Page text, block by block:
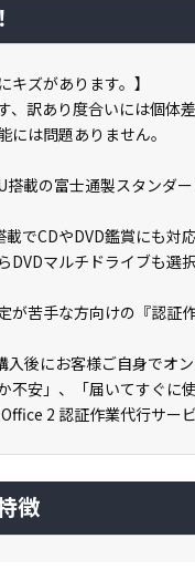
キズがあります。】
訳あり度合いには個体差
は問題ありません。
載の富士通製スタンダー
でCDやDVD鑑賞にも対
マルチドライブも選択
が苦手な方向けの『認証
入後にお客様ご自身でオ
不安」、「届いてすぐに
2 認証作業代行サー
徴